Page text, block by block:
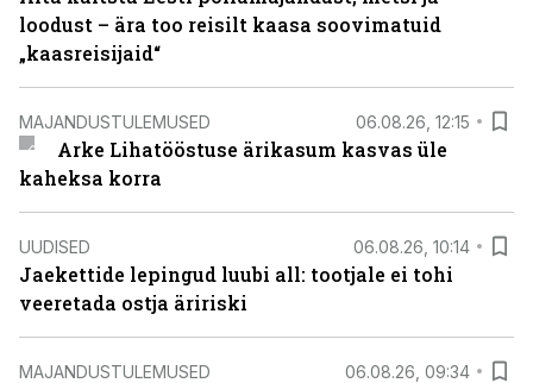
loodust – ära too reisilt kaasa soovimatuid
„kaasreisijaid“
MAJANDUSTULEMUSED 06.08.26, 12:15
Arke Lihatööstuse ärikasum kasvas üle
kaheksa korra
UUDISED 06.08.26, 10:14
Jaekettide lepingud luubi all: tootjale ei tohi
veeretada ostja äririski
MAJANDUSTULEMUSED 06.08.26, 09:34